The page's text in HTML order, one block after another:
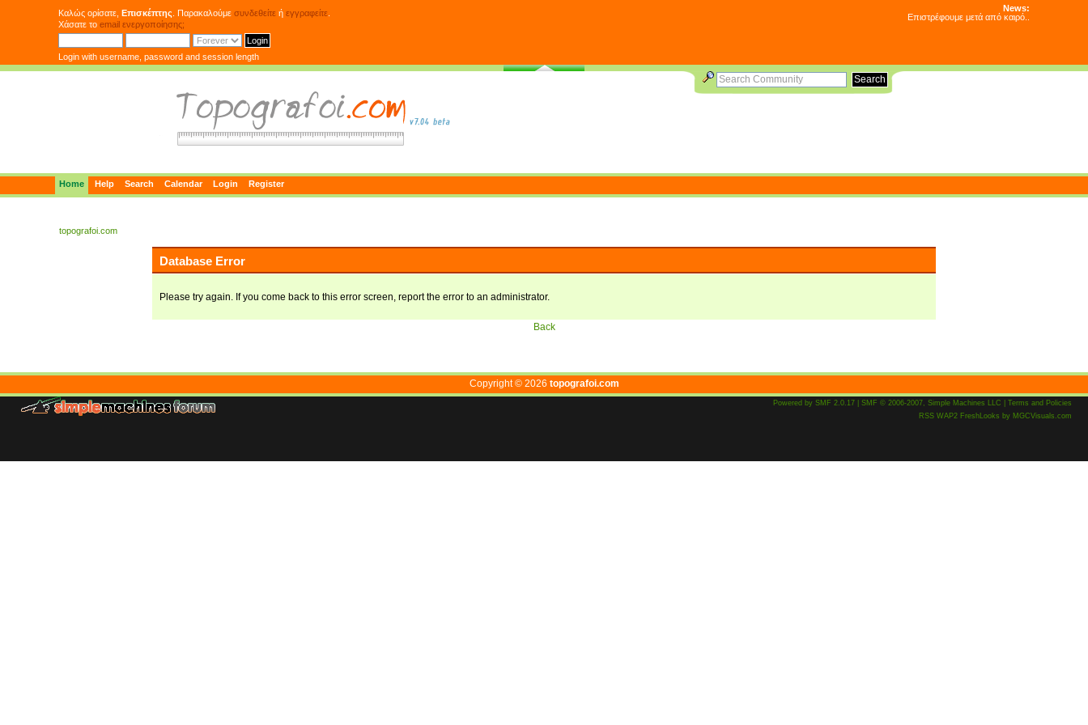
Καλώς ορίσατε,Επισκέπτης . Παρακαλούμεσυνδεθείτε ήεγγραφείτε
Χάσατε τοemail ενεργοποίησης;
Login with username, password and session length
News:
Επιστρέφουμε μετά από καιρό..
Home Help Search Calendar Login Register
topografoi.com
Database Error
Please try again. If you come back to this error screen, report the error to an administrator.
Back
Copyright © 2026 topografoi.com
Powered by SMF 2.0.17 SMF © 2006-2007, Simple Machines LLC
Terms and Policies
RSS WAP2 FreshLooks by MGCVisuals.com